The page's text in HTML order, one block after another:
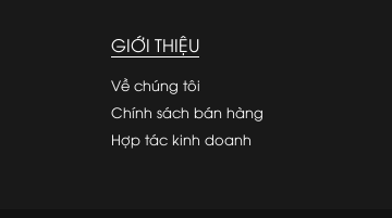
GIỚI THIỆU
Về chúng tôi
Chính sách bán hàng
Hợp tác kinh doanh